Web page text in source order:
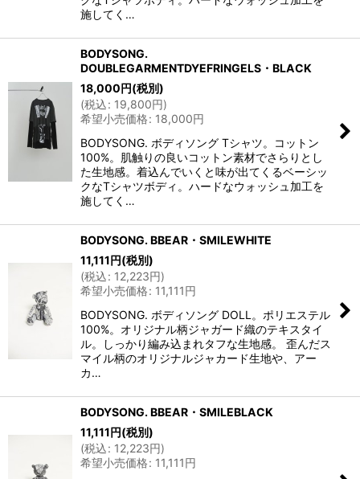
施してく…
BODYSONG.
DOUBLEGARMENTDYEFRINGELS・BLACK
18,000円(税別)
(税込: 19,800円)
希望小売価格: 18,000円
BODYSONG. ボディソング Tシャツ。コットン
100%。肌触りの良いコットン素材でさらりとし
た生地感。着込んでいくと味が出てくるベーシッ
クなTシャツボディ。ハードなウォッシュ加工を
施してく…
BODYSONG. BBEAR・SMILEWHITE
11,111円(税別)
(税込: 12,223円)
希望小売価格: 11,111円
BODYSONG. ボディソング DOLL。ポリエステル
100%。オリジナル柄ジャガード織のテキスタイ
ル。しっかり編み込まれタフな生地感。 歪んだス
マイル柄のオリジナルジャカード生地や、アー
カ…
BODYSONG. BBEAR・SMILEBLACK
11,111円(税別)
(税込: 12,223円)
希望小売価格: 11,111円